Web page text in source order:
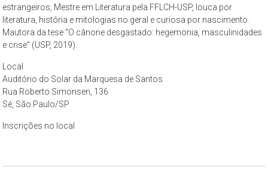
estrangeiros, Mestre em Literatura pela FFLCH-USP, louca por
literatura, história e mitologias no geral e curiosa por nascimento.
Mautora da tese “O cânone desgastado: hegemonia, masculinidades
e crise” (USP, 2019).
Local
Auditório do Solar da Marquesa de Santos
Rua Roberto Simonsen, 136
Sé, São Paulo/SP
Inscrições no local